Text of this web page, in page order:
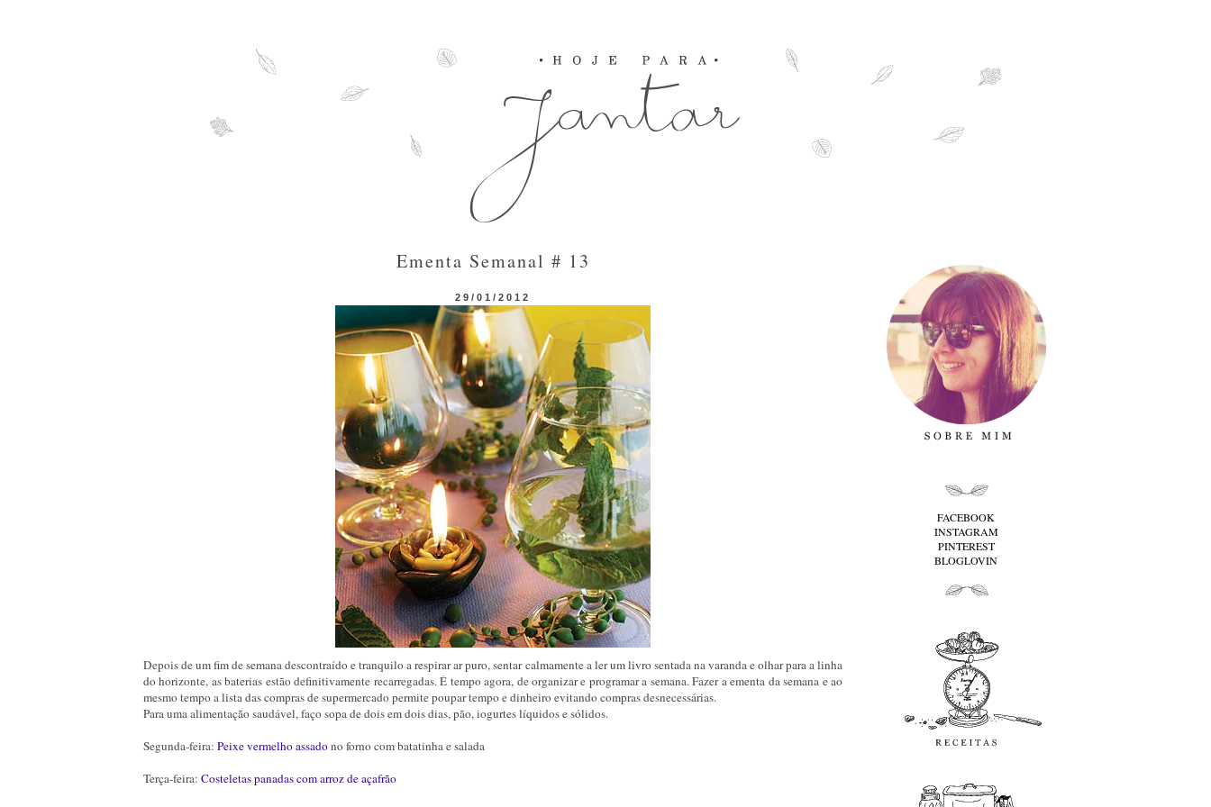
29/01/2012
Ementa Semanal # 13
Depois de um fim de semana descontraído e tranquilo a respirar ar puro, sentar calmamente a ler um livro sentada na varanda e olhar para a linha
do horizonte, as baterias estão definitivamente recarregadas. É tempo agora, de organizar e programar a semana. Fazer a ementa da semana e ao
mesmo tempo a lista das compras de supermercado permite poupar tempo e dinheiro evitando compras desnecessárias.
Para uma alimentação saudável, faço sopa de dois em dois dias, pão, iogurtes líquidos e sólidos.
Segunda-feira: Peixe vermelho assadono forno com batatinha e salada
Terça-feira: Costeletas panadas com arroz de açafrão
FACEBOOK
INSTAGRAM
PINTEREST
BLOGLOVIN